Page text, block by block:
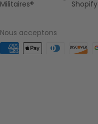
Militaires®
Shopify
Nous acceptons